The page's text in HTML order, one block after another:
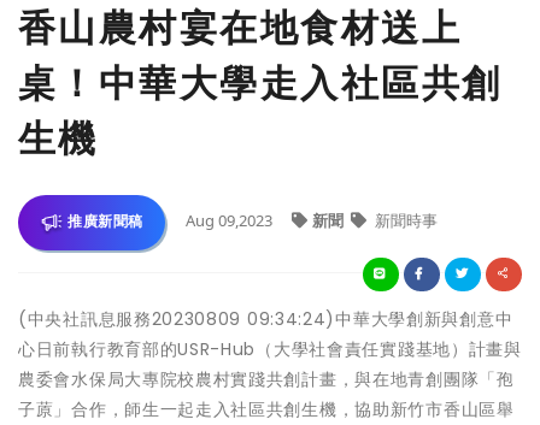
香山農村宴在地食材送上
桌！中華大學走入社區共創
生機
推廣新聞稿 Aug 09,2023 新聞 新聞時事
(中央社訊息服務20230809 09:34:24)中華大學創新與創意中
心日前執行教育部的USR-Hub（大學社會責任實踐基地）計畫與
農委會水保局大專院校農村實踐共創計畫，與在地青創團隊「孢
子蒝」合作，師生一起走入社區共創生機，協助新竹市香山區舉